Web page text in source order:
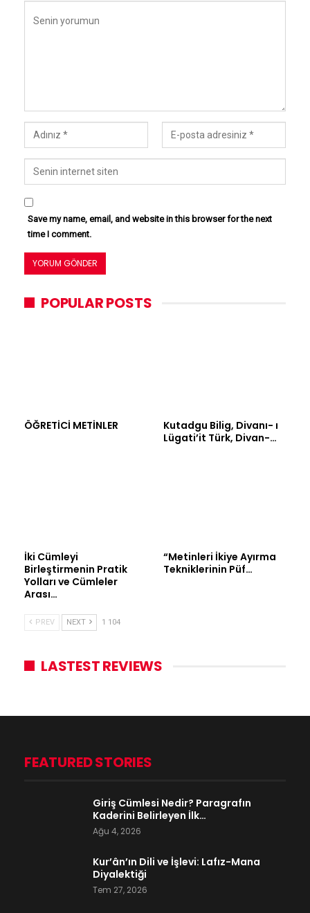
Save my name, email, and website in this browser for the next
time I comment.
POPULAR POSTS
ÖĞRETİCİ METİNLER
Kutadgu Bilig, Divanı- ı
Lügati’it Türk, Divan-…
İki Cümleyi
Birleştirmenin Pratik
Yolları ve Cümleler
Arası…
“Metinleri İkiye Ayırma
Tekniklerinin Püf…
PREV NEXT 1 104
LASTEST REVIEWS
FEATURED STORIES
Giriş Cümlesi Nedir? Paragrafın
Kaderini Belirleyen İlk…
Ağu 4, 2026
Kur’ân’ın Dili ve İşlevi: Lafız-Mana
Diyalektiği
Tem 27, 2026